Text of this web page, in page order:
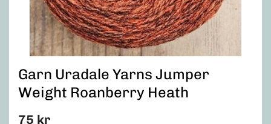
Garn Uradale Yarns Jumper
Weight Roanberry Heath
75 kr